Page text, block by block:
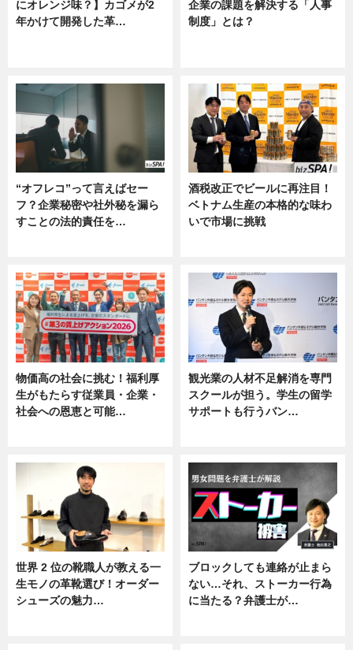
にオレンジ味？】カゴメが2
年かけて開発した革…
企業の課題を解決する「人事
制度」とは？
“オフレコ”って言えばセー
フ？企業秘密や社外秘を漏ら
すことの法的責任を…
酒税改正でビールに再注目！
ベトナム生産の本格的な味わ
いで市場に挑戦
物価高の社会に挑む！福利厚
生がもたらす従業員・企業・
社会への恩恵と可能…
観光業の人材不足解消を専門
スクールが担う。学生の留学
サポートも行うバン…
世界 2 位の靴職人が教える一
生モノの革靴選び！オーダー
シューズの魅力…
ブロックしても連絡が止まら
ない…それ、ストーカー行為
に当たる？弁護士が…